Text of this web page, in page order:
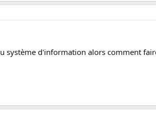
système d'information alors comment